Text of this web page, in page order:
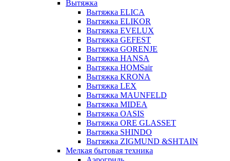
Вытяжка
Вытяжка ELICA
Вытяжка ELIKOR
Вытяжка EVELUX
Вытяжка GEFEST
Вытяжка GORENJE
Вытяжка HANSA
Вытяжка HOMSair
Вытяжка KRONA
Вытяжка LEX
Вытяжка MAUNFELD
Вытяжка MIDEA
Вытяжка OASIS
Вытяжка ORE GLASSET
Вытяжка SHINDO
Вытяжка ZIGMUND &SHTAIN
Мелкая бытовая техника